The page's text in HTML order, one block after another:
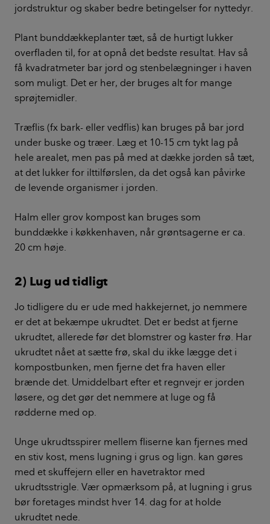
jordstruktur og skaber bedre betingelser for nyttedyr.
Plant bunddækkeplanter tæt, så de hurtigt lukker
overfladen til, for at opnå det bedste resultat. Hav så
få kvadratmeter bar jord og stenbelægninger i haven
som muligt. Det er her, der bruges alt for mange
sprøjtemidler.
Træflis (fx bark- eller vedflis) kan bruges på bar jord
under buske og træer. Læg et 10-15 cm tykt lag på
hele arealet, men pas på med at dække jorden så tæt,
at det lukker for ilttilførslen, da det også kan påvirke
de levende organismer i jorden.
Halm eller grov kompost kan bruges som
bunddække i køkkenhaven, når grøntsagerne er ca.
20 cm høje.
2) Lug ud tidligt
Jo tidligere du er ude med hakkejernet, jo nemmere
er det at bekæmpe ukrudtet. Det er bedst at fjerne
ukrudtet, allerede før det blomstrer og kaster frø. Har
ukrudtet nået at sætte frø, skal du ikke lægge det i
kompostbunken, men fjerne det fra haven eller
brænde det. Umiddelbart efter et regnvejr er jorden
løsere, og det gør det nemmere at luge og få
rødderne med op.
Unge ukrudtsspirer mellem fliserne kan fjernes med
en stiv kost, mens lugning i grus og lign. kan gøres
med et skuffejern eller en havetraktor med
ukrudtsstrigle. Vær opmærksom på, at lugning i grus
bør foretages mindst hver 14. dag for at holde
ukrudtet nede.